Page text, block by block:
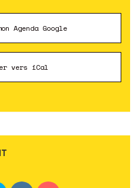
Agenda Google
vers iCal